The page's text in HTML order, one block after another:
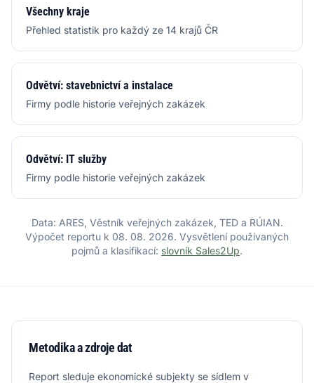
Všechny kraje
Přehled statistik pro každý ze 14 krajů ČR
Odvětví: stavebnictví a instalace
Firmy podle historie veřejných zakázek
Odvětví: IT služby
Firmy podle historie veřejných zakázek
Data: ARES, Věstník veřejných zakázek, TED a RÚIAN.
Výpočet reportu k 08. 08. 2026. Vysvětlení používaných
pojmů a klasifikací: slovník Sales2Up.
Metodika a zdroje dat
Report sleduje ekonomické subjekty se sídlem v